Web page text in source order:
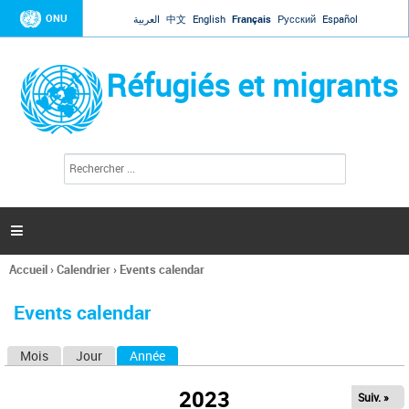
Jump to navigation
ONU العربية 中文 English Français Русский Español
Réfugiés et migrants
l
c
h
e

Vous
ici
Accueil›Calendrier› Events calendar
Events calendar
Mois Jour Année
2023 Suiv. »